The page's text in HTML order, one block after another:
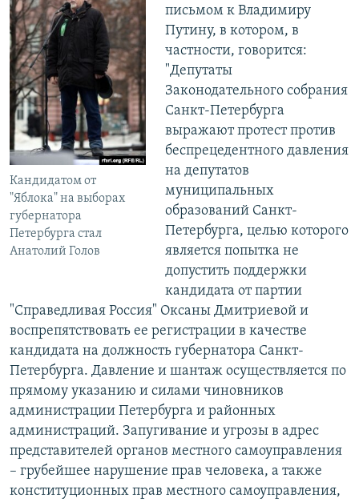
Кандидатом от
"Яблока" на выборах
губернатора
Петербурга стал
Анатолий Голов
письмом к Владимиру
Путину, в котором, в
частности, говорится:
"Депутаты
Законодательного собрания
Санкт-Петербурга
выражают протест против
беспрецедентного давления
на депутатов
муниципальных
образований Санкт-
Петербурга, целью которого
является попытка не
допустить поддержки
кандидата от партии
"Справедливая Россия" Оксаны Дмитриевой и
воспрепятствовать ее регистрации в качестве
кандидата на должность губернатора Санкт-
Петербурга. Давление и шантаж осуществляется по
прямому указанию и силами чиновников
администрации Петербурга и районных
администраций. Запугивание и угрозы в адрес
представителей органов местного самоуправления
– грубейшее нарушение прав человека, а также
конституционных прав местного самоуправления,